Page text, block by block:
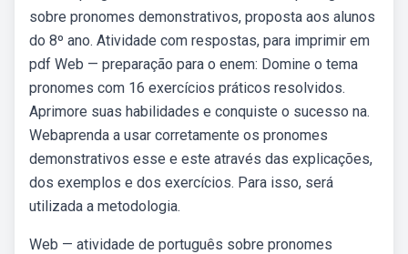
sobre pronomes demonstrativos, proposta aos alunos
do 8º ano. Atividade com respostas, para imprimir em
pdf Web — preparação para o enem: Domine o tema
pronomes com 16 exercícios práticos resolvidos.
Aprimore suas habilidades e conquiste o sucesso na.
Webaprenda a usar corretamente os pronomes
demonstrativos esse e este através das explicações,
dos exemplos e dos exercícios. Para isso, será
utilizada a metodologia.
Web — atividade de português sobre pronomes